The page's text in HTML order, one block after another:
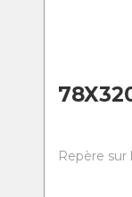
Repère sur